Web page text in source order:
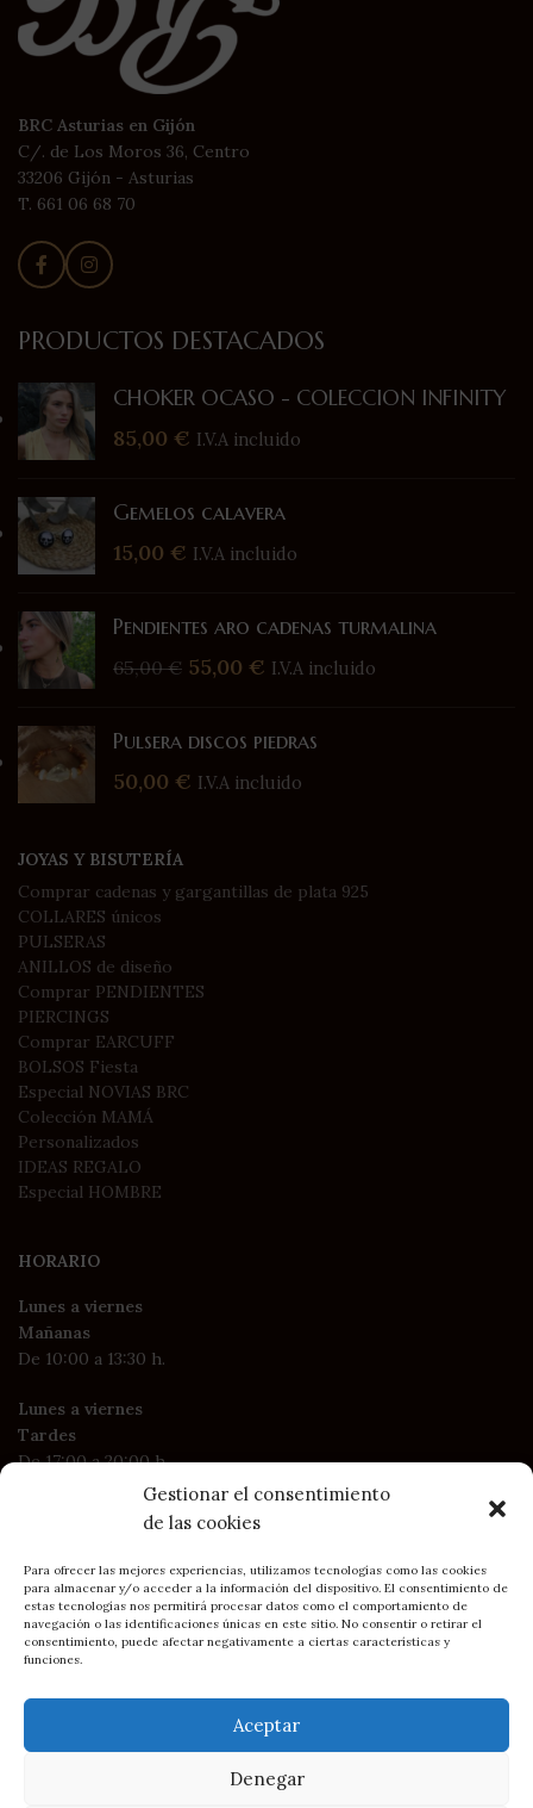
Gestionar el consentimiento
de las cookies
Para ofrecer las mejores experiencias, utilizamos tecnologías como las cookies
para almacenar y/o acceder a la información del dispositivo. El consentimiento de
estas tecnologías nos permitirá procesar datos como el comportamiento de
navegación o las identificaciones únicas en este sitio. No consentir o retirar el
consentimiento, puede afectar negativamente a ciertas características y
funciones.
Aceptar
Denegar
BRC Asturias en Gijón
C/. de Los Moros 36, Centro
33206 Gijón - Asturias
T. 661 06 68 70
PRODUCTOS DESTACADOS
CHOKER OCASO - COLECCION INFINITY
85,00 € I.V.A incluido
Gemelos calavera
15,00 € I.V.A incluido
Pendientes aro cadenas turmalina
65,00€ 55,00 € I.V.A incluido
Pulsera discos piedras
50,00 € I.V.A incluido
JOYAS Y BISUTERÍA
Comprar cadenas y gargantillas de plata 925
COLLARES únicos
PULSERAS
ANILLOS de diseño
Comprar PENDIENTES
PIERCINGS
Comprar EARCUFF
BOLSOS Fiesta
Especial NOVIAS BRC
Colección MAMÁ
Personalizados
IDEAS REGALO
Especial HOMBRE
HORARIO
Lunes a viernes
Mañanas
De 10:00 a 13:30 h.
Lunes a viernes
Tardes
De 17:00 a 20:00 h.
MENÚ
Inicio
Productos
Blog